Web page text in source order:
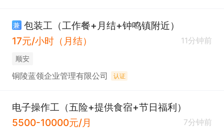
兼 包装工（工作餐+月结+钟鸣镇附近）
17元/小时（月结）
11分钟前
顺安
铜陵蓝领企业管理有限公司 认证
电子操作工（五险+提供食宿+节日福利）
5500-10000元/月
7分钟前